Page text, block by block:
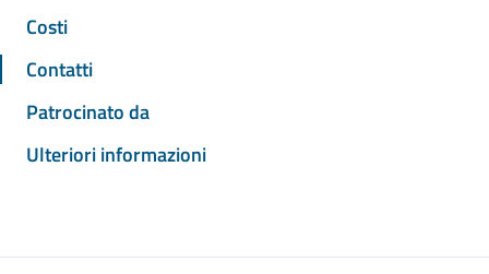
Costi
Contatti
Patrocinato da
Ulteriori informazioni